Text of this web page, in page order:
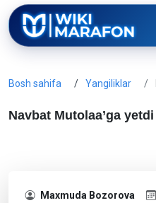
Bosh sahifa Yangiliklar
Navbat Mutolaa’ga yetdi
Maxmuda Bozorova